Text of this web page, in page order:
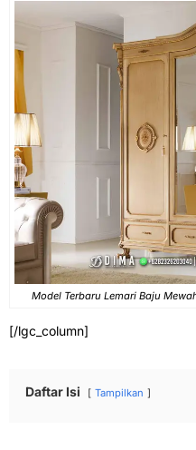
Model Terbaru Lemari Baju
[/lgc_column]
Daftar Isi Tampilkan